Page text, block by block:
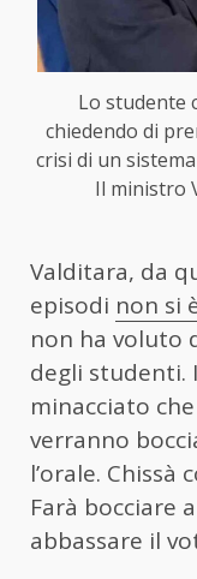
Lo studente
chiedendo di
crisi di un
Il ministro
Valditara, da
episodi non si
non ha voluto
degli studenti.
minacciato
verranno
l’orale. Chissà
Farà bocciare
abbassare il